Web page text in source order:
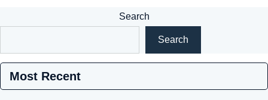
Search
Search
Most Recent